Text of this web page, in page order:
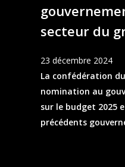
secteur du
23 décembre 2024
La confédération
nomination au
sur le budget 2025
précédents